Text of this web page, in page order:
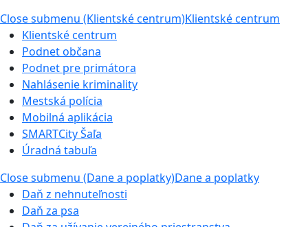
Close submenu (Klientské centrum)Klientské centrum
Klientské centrum
Podnet občana
Podnet pre primátora
Nahlásenie kriminality
Mestská polícia
Mobilná aplikácia
SMARTCity Šaľa
Úradná tabuľa
Close submenu (Dane a poplatky)Dane a poplatky
Daň z nehnuteľnosti
Daň za psa